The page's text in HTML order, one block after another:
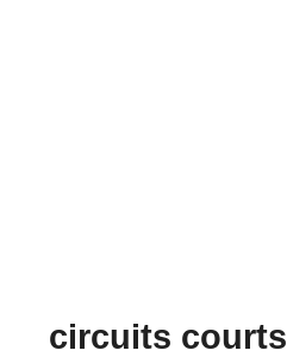
circuits courts